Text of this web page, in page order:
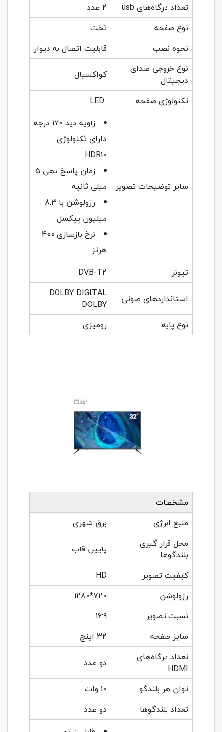
تعداد درگاه‌های usb
2 عدد
نوع صفحه
تخت
نحوه نصب
قابلیت اتصال به دیوار
نوع خروجی صدای
دیجیتال
کواکسیال
تکنولوژی صفحه
سایر توضیحات تصویر
زاویه دید 170 درجه
دارای تکنولوژی
HDR10
زمان پاسخ دهی 5
میلی ثانیه
رزولوشن با 8.3
میلیون پیکسل
نرخ بازسازی 400
هرتز
تیونر
DVB-T2
استانداردهای صوتی
DOLBY DIGITAL
DOLBY
نوع پایه
رومیزی
مشخصات
منبع انرژی
برق شهری
محل قرار گیری
بلندگوها
پایین قاب
کیفیت تصویر
HD
رزولوشن
720*1280
نسبت تصویر
16:9
سایز صفحه
32 اینچ
تعداد درگاه‌های
HDMI
دو عدد
توان هر بلندگو
10 وات
تعداد بلندگوها
دو عدد